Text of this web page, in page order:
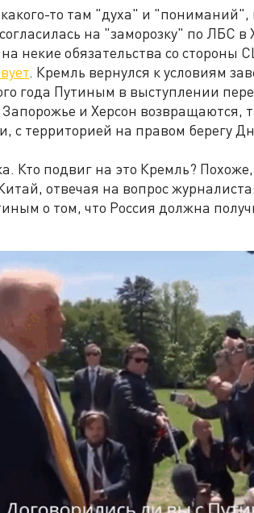
какого-то там "духа" и
на "заморозку" по ЛБС в
некие обязательства со стороны
. Кремль вернулся к условиям
года Путиным в выступлении
и Херсон возвращаются,
с территорией на правом берегу
Кто подвиг на это Кремль?
отвечая на вопрос
о том, что Россия должна